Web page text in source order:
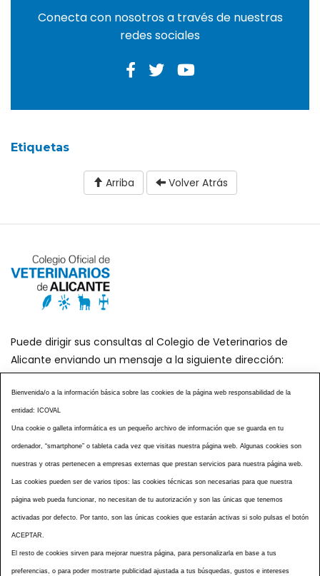
Conecta con nosotros a través de nuestras
redes sociales
Etiquetas
Arriba Volver Atrás
Puede dirigir sus consultas al Colegio de Veterinarios de
Alicante enviando un mensaje a la siguiente dirección:
secretaria@icoval.org
¿SABÍAS QUÉ?
CENTROS VETERINARIOS
TABLÓN ANUNCIOS
CURSOS Y EVENTOS
TÉRMINOS Y CONDICIONES
ESPECIAL COVID 19
NOTICIAS
ACCESIBILIDAD
AVISO LEGAL
POLÍTICA PRIVACIDAD
Bienvenida/o a la información básica sobre las cookies de la página web responsabilidad de la
entidad: ICOVAL
Una cookie o galleta informática es un pequeño archivo de información que se guarda en tu
ordenador, “smartphone” o tableta cada vez que visitas nuestra página web. Algunas cookies son
nuestras y otras pertenecen a empresas externas que prestan servicios para nuestra página web.
Las cookies pueden ser de varios tipos: las cookies técnicas son necesarias para que nuestra
página web pueda funcionar, no necesitan de tu autorización y son las únicas que tenemos
activadas por defecto. Por tanto, son las únicas cookies que estarán activas si solo pulsas el botón
ACEPTAR.
El resto de cookies sirven para mejorar nuestra página, para personalizarla en base a tus
preferencias, o para poder mostrarte publicidad ajustada a tus búsquedas, gustos e intereses